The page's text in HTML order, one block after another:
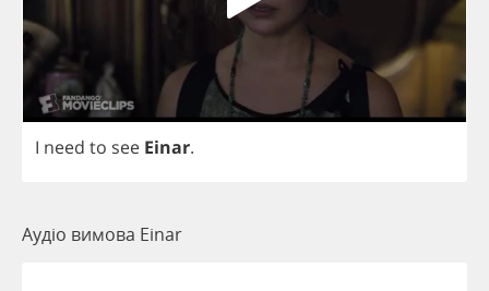
I need to see Einar.
Аудіо вимова Einar